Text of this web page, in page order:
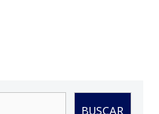
BUSCAR